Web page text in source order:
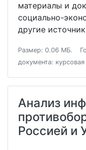
материалы и
социально-
другие
Размер: 0.06 МБ.
документа:
Анализ
Россией и